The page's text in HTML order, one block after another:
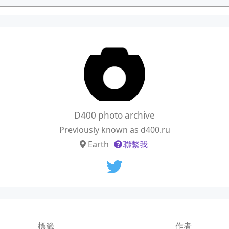
D400 photo archive
Previously known as d400.ru
Earth
聯繫我
標籤 作者